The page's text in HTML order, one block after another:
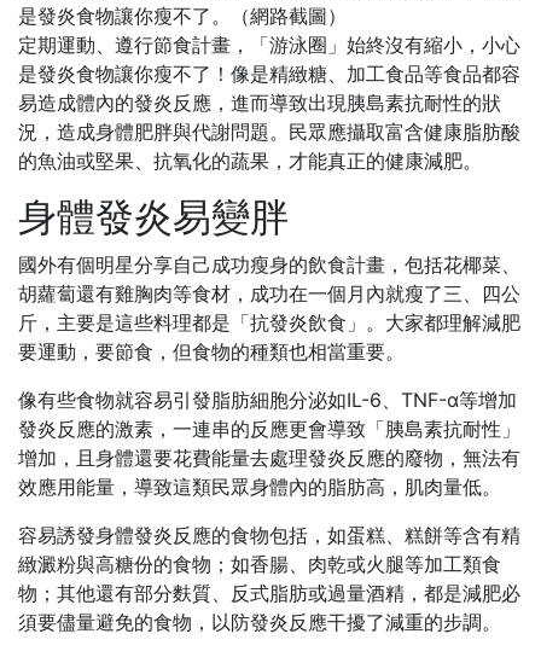
是發炎食物讓你瘦不了。（網路截圖）
定期運動、遵行節食計畫，「游泳圈」始終沒有縮小，小心
是發炎食物讓你瘦不了！像是精緻糖、加工食品等食品都容
易造成體內的發炎反應，進而導致出現胰島素抗耐性的狀
況，造成身體肥胖與代謝問題。民眾應攝取富含健康脂肪酸
的魚油或堅果、抗氧化的蔬果，才能真正的健康減肥。
身體發炎易變胖
國外有個明星分享自己成功瘦身的飲食計畫，包括花椰菜、
胡蘿蔔還有雞胸肉等食材，成功在一個月內就瘦了三、四公
斤，主要是這些料理都是「抗發炎飲食」。大家都理解減肥
要運動，要節食，但食物的種類也相當重要。
像有些食物就容易引發脂肪細胞分泌如IL-6、TNF-α等增加
發炎反應的激素，一連串的反應更會導致「胰島素抗耐性」
增加，且身體還要花費能量去處理發炎反應的廢物，無法有
效應用能量，導致這類民眾身體內的脂肪高，肌肉量低。
容易誘發身體發炎反應的食物包括，如蛋糕、糕餅等含有精
緻澱粉與高糖份的食物；如香腸、肉乾或火腿等加工類食
物；其他還有部分麩質、反式脂肪或過量酒精，都是減肥必
須要儘量避免的食物，以防發炎反應干擾了減重的步調。